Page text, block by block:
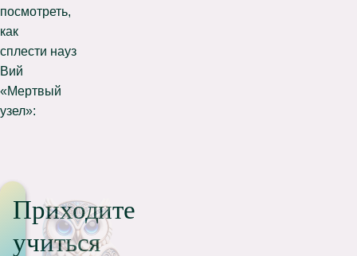
посмотреть,
как
сплести науз
Вий
«Мертвый
узел»:
Приходите
учиться